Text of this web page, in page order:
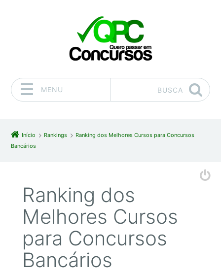
MENU BUSCA
Início Rankings
Ranking dos Melhores Cursos para Concursos
Bancários
Ranking dos
Melhores Cursos
para Concursos
Bancários